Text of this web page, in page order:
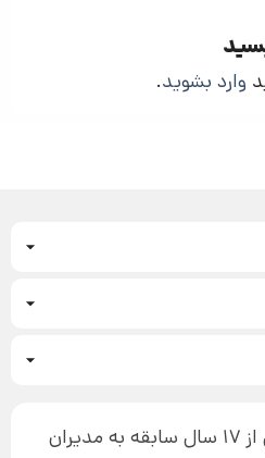
وارد بشوید.
سازی
سایت مدیرسبز با بیش از 17 سال سابقه به مدیران